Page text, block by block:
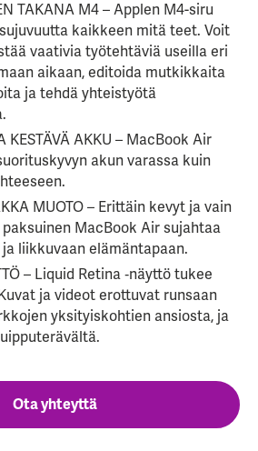
TAKANA M4 – Applen M4-siru
kaikkeen mitä teet. Voit
vaativia työtehtäviä useilla eri
aikaan, editoida mutkikkaita
ja tehdä yhteistyötä
KESTÄVÄ AKKU – MacBook Air
akun varassa kuin
MUOTO – Erittäin kevyt ja vain
MacBook Air sujahtaa
liikkuvaan elämäntapaan.
– Liquid Retina ‑näyttö tukee
ja videot erottuvat runsaan
yksityiskohtien ansiosta, ja
Ota yhteyttä